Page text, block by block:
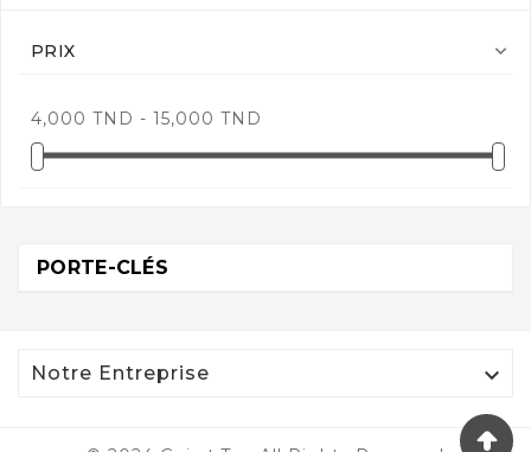
PRIX 
4,000 TND - 15,000 TND
PORTE-CLÉS
Notre Entreprise 